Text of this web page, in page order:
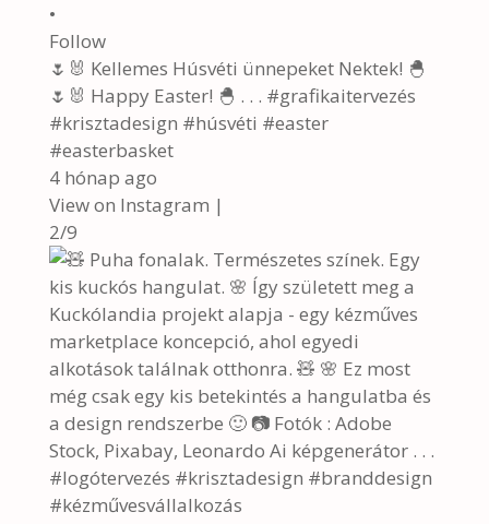
•
Follow
🌷🐰 Kellemes Húsvéti ünnepeket Nektek! 🐣
🌷🐰 Happy Easter! 🐣 . . . #grafikaitervezés
#krisztadesign #húsvéti #easter
#easterbasket
4 hónap ago
View on Instagram |
2/9